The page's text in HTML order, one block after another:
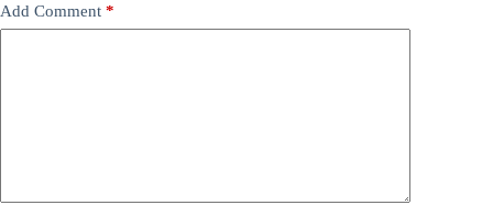
Add Comment *